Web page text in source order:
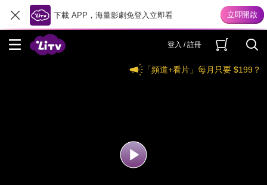
下載 APP，海量影劇免登入立即看
登入 / 註冊
「頻道+看片」每月只要 $199？